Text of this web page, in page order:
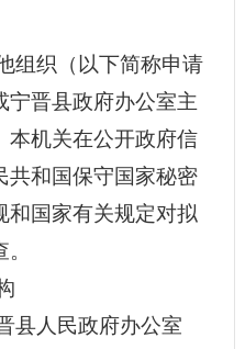
组织（以下简称申请
宁晋县政府办公室主
本机关在公开政府信
共和国保守国家秘密
和国家有关规定对拟
县人民政府办公室